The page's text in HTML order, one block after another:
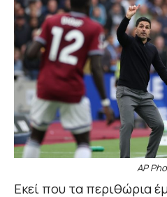
AP
Εκεί που τα περιθώρια